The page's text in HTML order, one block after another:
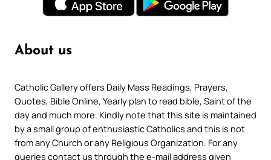
About us
Catholic Gallery offers Daily Mass Readings, Prayers,
Quotes, Bible Online, Yearly plan to read bible, Saint of the
day and much more. Kindly note that this site is maintained
by a small group of enthusiastic Catholics and this is not
from any Church or any Religious Organization. For any
queries contact us through the e-mail address given